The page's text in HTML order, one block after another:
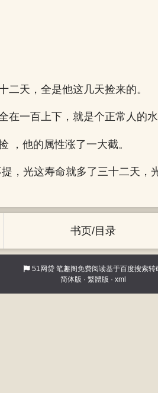
二天，全是他这几天捡来的。
在一百上下，就是个正常人的水
，他的属性涨了一大截。
，光这寿命就多了三十二天，
书页/目录
51网贷笔趣阁免费阅读基于百度搜索转
简体版 · 繁體版 · xml